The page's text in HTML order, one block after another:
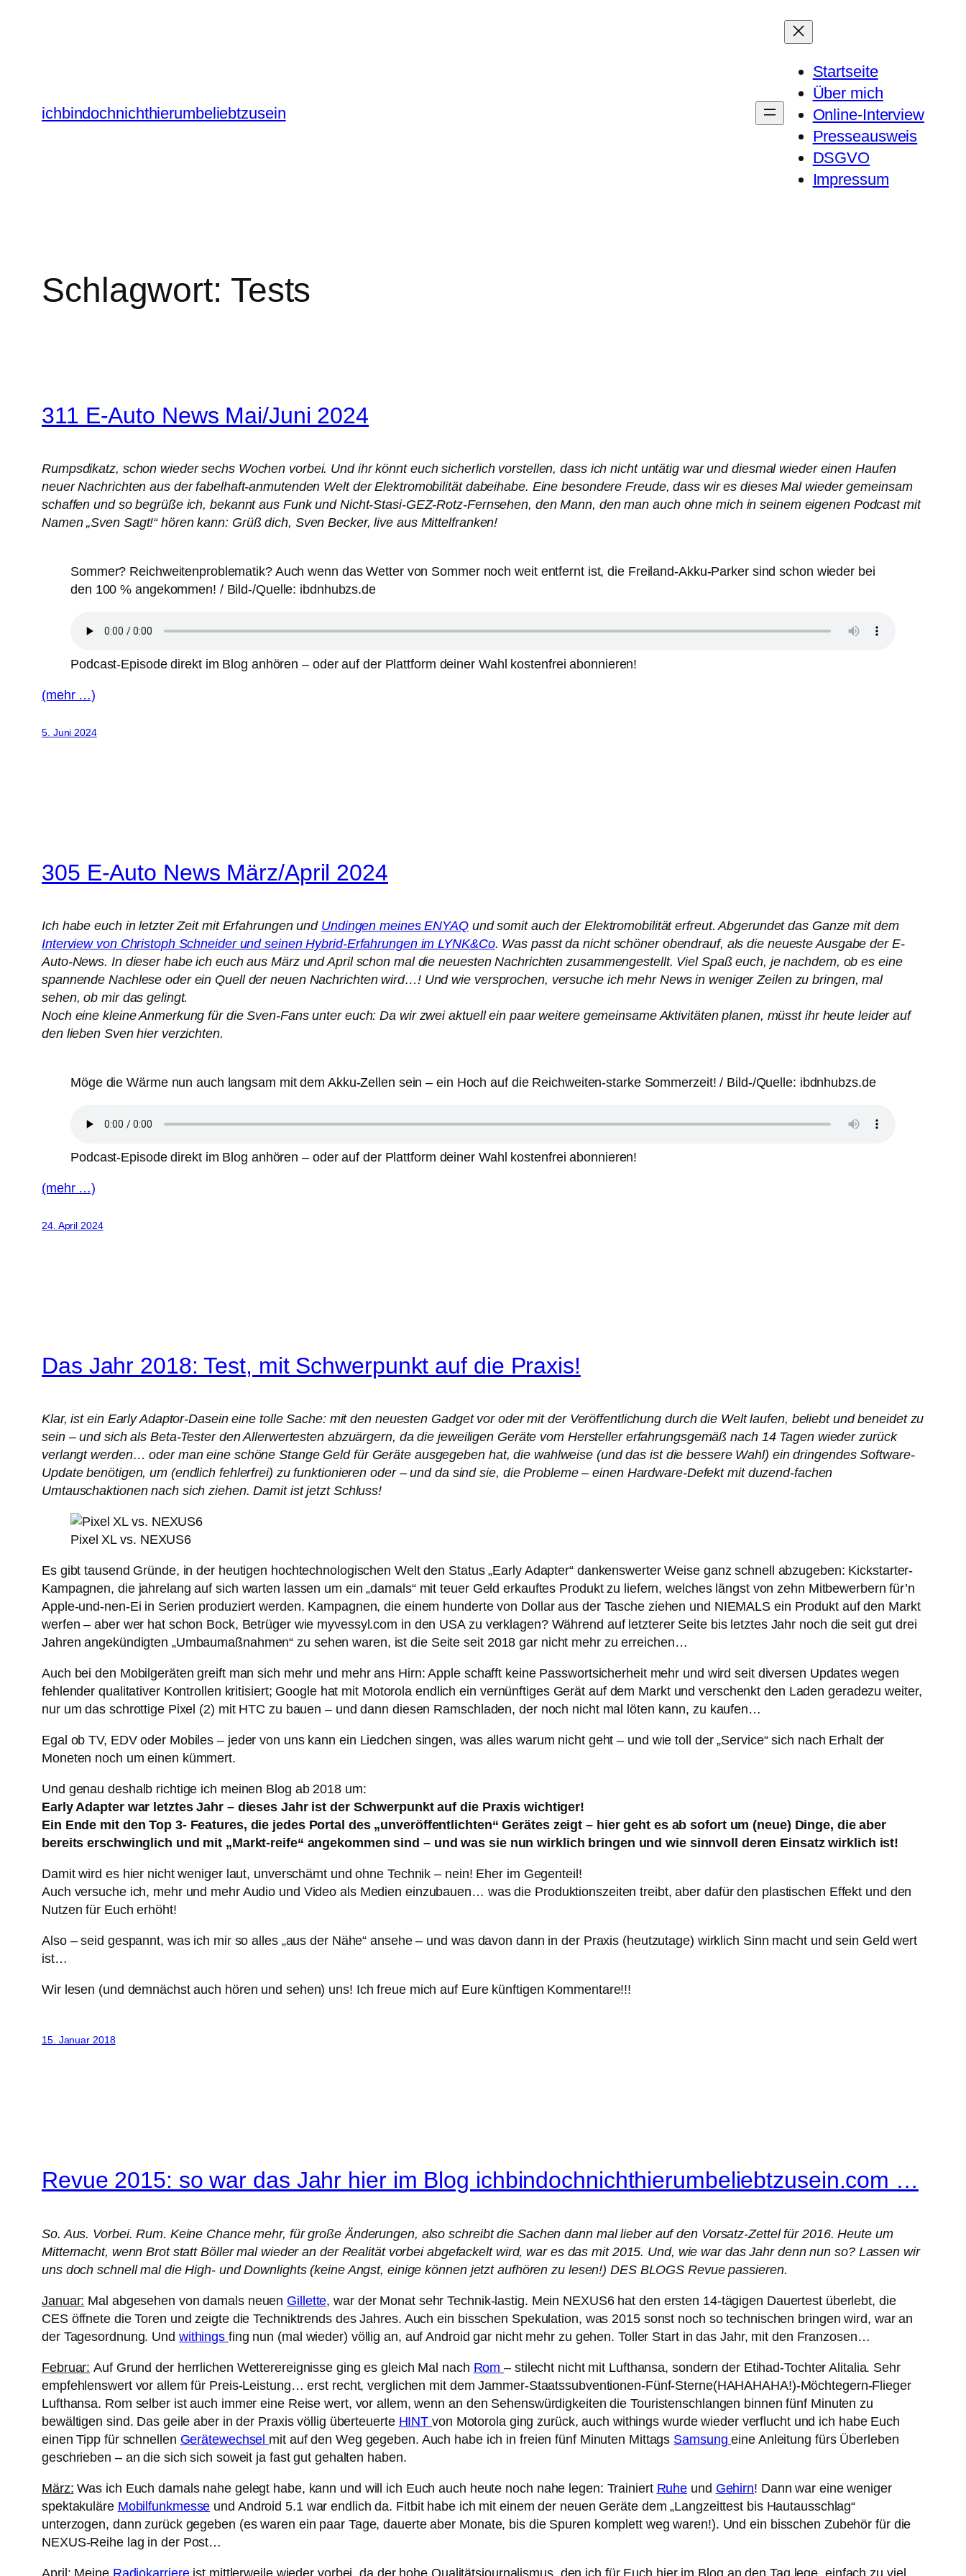
ichbindochnichthierumbeliebtzusein
Startseite
Über mich
Online-Interview
Presseausweis
DSGVO
Impressum
Schlagwort: Tests
311 E-Auto News Mai/Juni 2024
Rumpsdikatz, schon wieder sechs Wochen vorbei. Und ihr könnt euch sicherlich vorstellen, dass ich nicht untätig war und diesmal wieder einen Haufen
neuer Nachrichten aus der fabelhaft-anmutenden Welt der Elektromobilität dabeihabe. Eine besondere Freude, dass wir es dieses Mal wieder gemeinsam
schaffen und so begrüße ich, bekannt aus Funk und Nicht-Stasi-GEZ-Rotz-Fernsehen, den Mann, den man auch ohne mich in seinem eigenen Podcast mit
Namen „Sven Sagt!“ hören kann: Grüß dich, Sven Becker, live aus Mittelfranken!
Sommer? Reichweitenproblematik? Auch wenn das Wetter von Sommer noch weit entfernt ist, die Freiland-Akku-Parker sind schon wieder bei
den 100 % angekommen! / Bild-/Quelle: ibdnhubzs.de
Podcast-Episode direkt im Blog anhören – oder auf der Plattform deiner Wahl kostenfrei abonnieren!
(mehr …)
5. Juni 2024
305 E-Auto News März/April 2024
Ich habe euch in letzter Zeit mit Erfahrungen und Undingen meines ENYAQund somit auch der Elektromobilität erfreut. Abgerundet das Ganze mit dem
Interview von Christoph Schneider und seinen Hybrid-Erfahrungen im LYNK&Co. Was passt da nicht schöner obendrauf, als die neueste Ausgabe der E-
Auto-News. In dieser habe ich euch aus März und April schon mal die neuesten Nachrichten zusammengestellt. Viel Spaß euch, je nachdem, ob es eine
spannende Nachlese oder ein Quell der neuen Nachrichten wird…! Und wie versprochen, versuche ich mehr News in weniger Zeilen zu bringen, mal
sehen, ob mir das gelingt.
Noch eine kleine Anmerkung für die Sven-Fans unter euch: Da wir zwei aktuell ein paar weitere gemeinsame Aktivitäten planen, müsst ihr heute leider auf
den lieben Sven hier verzichten.
Möge die Wärme nun auch langsam mit dem Akku-Zellen sein – ein Hoch auf die Reichweiten-starke Sommerzeit! / Bild-/Quelle: ibdnhubzs.de
Podcast-Episode direkt im Blog anhören – oder auf der Plattform deiner Wahl kostenfrei abonnieren!
(mehr …)
24. April 2024
Das Jahr 2018: Test, mit Schwerpunkt auf die Praxis!
Klar, ist ein Early Adaptor-Dasein eine tolle Sache: mit den neuesten Gadget vor oder mit der Veröffentlichung durch die Welt laufen, beliebt und beneidet zu
sein – und sich als Beta-Tester den Allerwertesten abzuärgern, da die jeweiligen Geräte vom Hersteller erfahrungsgemäß nach 14 Tagen wieder zurück
verlangt werden… oder man eine schöne Stange Geld für Geräte ausgegeben hat, die wahlweise (und das ist die bessere Wahl) ein dringendes Software-
Update benötigen, um (endlich fehlerfrei) zu funktionieren oder – und da sind sie, die Probleme – einen Hardware-Defekt mit duzend-fachen
Umtauschaktionen nach sich ziehen. Damit ist jetzt Schluss!
Pixel XL vs. NEXUS6
Es gibt tausend Gründe, in der heutigen hochtechnologischen Welt den Status „Early Adapter“ dankenswerter Weise ganz schnell abzugeben: Kickstarter-
Kampagnen, die jahrelang auf sich warten lassen um ein „damals“ mit teuer Geld erkauftes Produkt zu liefern, welches längst von zehn Mitbewerbern für’n
Apple-und-nen-Ei in Serien produziert werden. Kampagnen, die einem hunderte von Dollar aus der Tasche ziehen und NIEMALS ein Produkt auf den Markt
werfen – aber wer hat schon Bock, Betrüger wie myvessyl.com in den USA zu verklagen? Während auf letzterer Seite bis letztes Jahr noch die seit gut drei
Jahren angekündigten „Umbaumaßnahmen“ zu sehen waren, ist die Seite seit 2018 gar nicht mehr zu erreichen…
Auch bei den Mobilgeräten greift man sich mehr und mehr ans Hirn: Apple schafft keine Passwortsicherheit mehr und wird seit diversen Updates wegen
fehlender qualitativer Kontrollen kritisiert; Google hat mit Motorola endlich ein vernünftiges Gerät auf dem Markt und verschenkt den Laden geradezu weiter,
nur um das schrottige Pixel (2) mit HTC zu bauen – und dann diesen Ramschladen, der noch nicht mal löten kann, zu kaufen…
Egal ob TV, EDV oder Mobiles – jeder von uns kann ein Liedchen singen, was alles warum nicht geht – und wie toll der „Service“ sich nach Erhalt der
Moneten noch um einen kümmert.
Und genau deshalb richtige ich meinen Blog ab 2018 um:
Early Adapter war letztes Jahr – dieses Jahr ist der Schwerpunkt auf die Praxis wichtiger!
Ein Ende mit den Top 3- Features, die jedes Portal des „unveröffentlichten“ Gerätes zeigt – hier geht es ab sofort um (neue) Dinge, die aber
bereits erschwinglich und mit „Markt-reife“ angekommen sind – und was sie nun wirklich bringen und wie sinnvoll deren Einsatz wirklich ist!
Damit wird es hier nicht weniger laut, unverschämt und ohne Technik – nein! Eher im Gegenteil!
Auch versuche ich, mehr und mehr Audio und Video als Medien einzubauen… was die Produktionszeiten treibt, aber dafür den plastischen Effekt und den
Nutzen für Euch erhöht!
Also – seid gespannt, was ich mir so alles „aus der Nähe“ ansehe – und was davon dann in der Praxis (heutzutage) wirklich Sinn macht und sein Geld wert
ist…
Wir lesen (und demnächst auch hören und sehen) uns! Ich freue mich auf Eure künftigen Kommentare!!!
15. Januar 2018
Revue 2015: so war das Jahr hier im Blog ichbindochnichthierumbeliebtzusein.com …
So. Aus. Vorbei. Rum. Keine Chance mehr, für große Änderungen, also schreibt die Sachen dann mal lieber auf den Vorsatz-Zettel für 2016. Heute um
Mitternacht, wenn Brot statt Böller mal wieder an der Realität vorbei abgefackelt wird, war es das mit 2015. Und, wie war das Jahr denn nun so? Lassen wir
uns doch schnell mal die High- und Downlights (keine Angst, einige können jetzt aufhören zu lesen!) DES BLOGS Revue passieren.
Januar: Mal abgesehen von damals neuen Gillette, war der Monat sehr Technik-lastig. Mein NEXUS6 hat den ersten 14-tägigen Dauertest überlebt, die
CES öffnete die Toren und zeigte die Techniktrends des Jahres. Auch ein bisschen Spekulation, was 2015 sonst noch so technischen bringen wird, war an
der Tagesordnung. Und withings fing nun (mal wieder) völlig an, auf Android gar nicht mehr zu gehen. Toller Start in das Jahr, mit den Franzosen…
Februar: Auf Grund der herrlichen Wetterereignisse ging es gleich Mal nach Rom– stilecht nicht mit Lufthansa, sondern der Etihad-Tochter Alitalia. Sehr
empfehlenswert vor allem für Preis-Leistung… erst recht, verglichen mit dem Jammer-Staatssubventionen-Fünf-Sterne(HAHAHAHA!)-Möchtegern-Flieger
Lufthansa. Rom selber ist auch immer eine Reise wert, vor allem, wenn an den Sehenswürdigkeiten die Touristenschlangen binnen fünf Minuten zu
bewältigen sind. Das geile aber in der Praxis völlig überteuerte HINT von Motorola ging zurück, auch withings wurde wieder verflucht und ich habe Euch
einen Tipp für schnellen Gerätewechsel mit auf den Weg gegeben. Auch habe ich in freien fünf Minuten Mittags Samsungeine Anleitung fürs Überleben
geschrieben – an die sich sich soweit ja fast gut gehalten haben.
März: Was ich Euch damals nahe gelegt habe, kann und will ich Euch auch heute noch nahe legen: Trainiert Ruhe und Gehirn! Dann war eine weniger
spektakuläre Mobilfunkmesse und Android 5.1 war endlich da. Fitbit habe ich mit einem der neuen Geräte dem „Langzeittest bis Hautausschlag“
unterzogen, dann zurück gegeben (es waren ein paar Tage, dauerte aber Monate, bis die Spuren komplett weg waren!). Und ein bisschen Zubehör für die
NEXUS-Reihe lag in der Post…
April: Meine Radiokarriere ist mittlerweile wieder vorbei, da der hohe Qualitätsjournalismus, den ich für Euch hier im Blog an den Tag lege, einfach zu viel